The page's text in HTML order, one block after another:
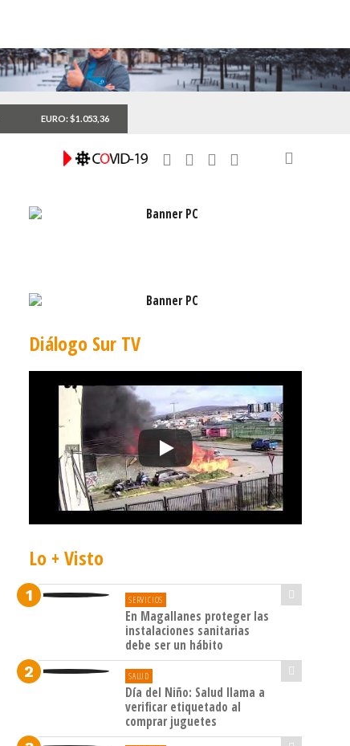
EURO: $1.053,36
Diálogo Sur TV
Lo + Visto
SERVICIOS
En Magallanes proteger las
instalaciones sanitarias
debe ser un hábito
SALUD
Día del Niño: Salud llama a
verificar etiquetado al
comprar juguetes